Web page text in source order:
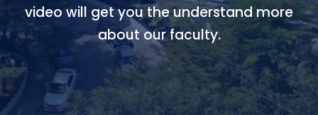
video will get you the understand more
about our faculty.